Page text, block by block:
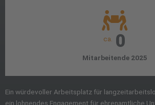
ca. 0
Mitarbeitende 2025
Ein würdevoller Arbeitsplatz für
ein lohnendes Engagement für ehrenamtliche